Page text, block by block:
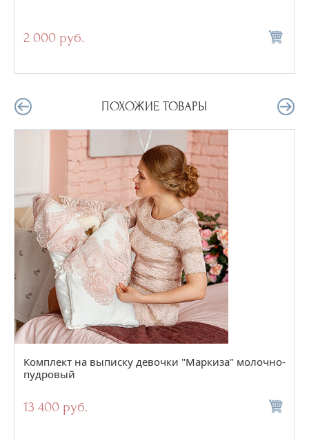
2 000 руб.
ПОХОЖИЕ ТОВАРЫ
Комплект на выписку девочки "Маркиза" молочно-
пудровый
13 400 руб.